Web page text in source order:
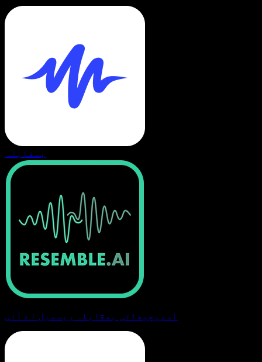
بمقابلہ
اسپیچیفائی بمقابلہ ریسمبل اے آئی